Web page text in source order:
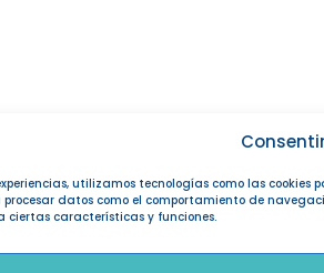
utilizamos tecnologías como las
datos como el comportamiento de
características y funciones.